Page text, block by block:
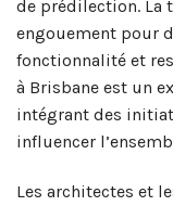
de prédilection. La
engouement pour
fonctionnalité et
à Brisbane est un
intégrant des
influencer
Les architectes et